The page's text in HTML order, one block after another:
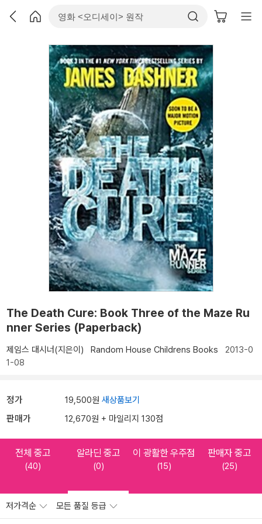
The Death Cure: Book Three of the Maze Ru
nner Series (Paperback)
제임스 대시너(지은이) Random House Childrens Books 2013-0
1-08
정가 19,500원 새상품보기
판매가 12,670원 + 마일리지 130점
전체 중고
(40)
알라딘 중고
(0)
이 광활한 우주점
(15)
판매자 중고
(25)
저가격순 모든 품질 등급